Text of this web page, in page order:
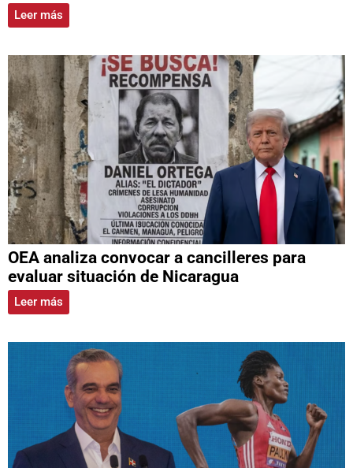
Leer más
OEA analiza convocar a cancilleres para
evaluar situación de Nicaragua
Leer más